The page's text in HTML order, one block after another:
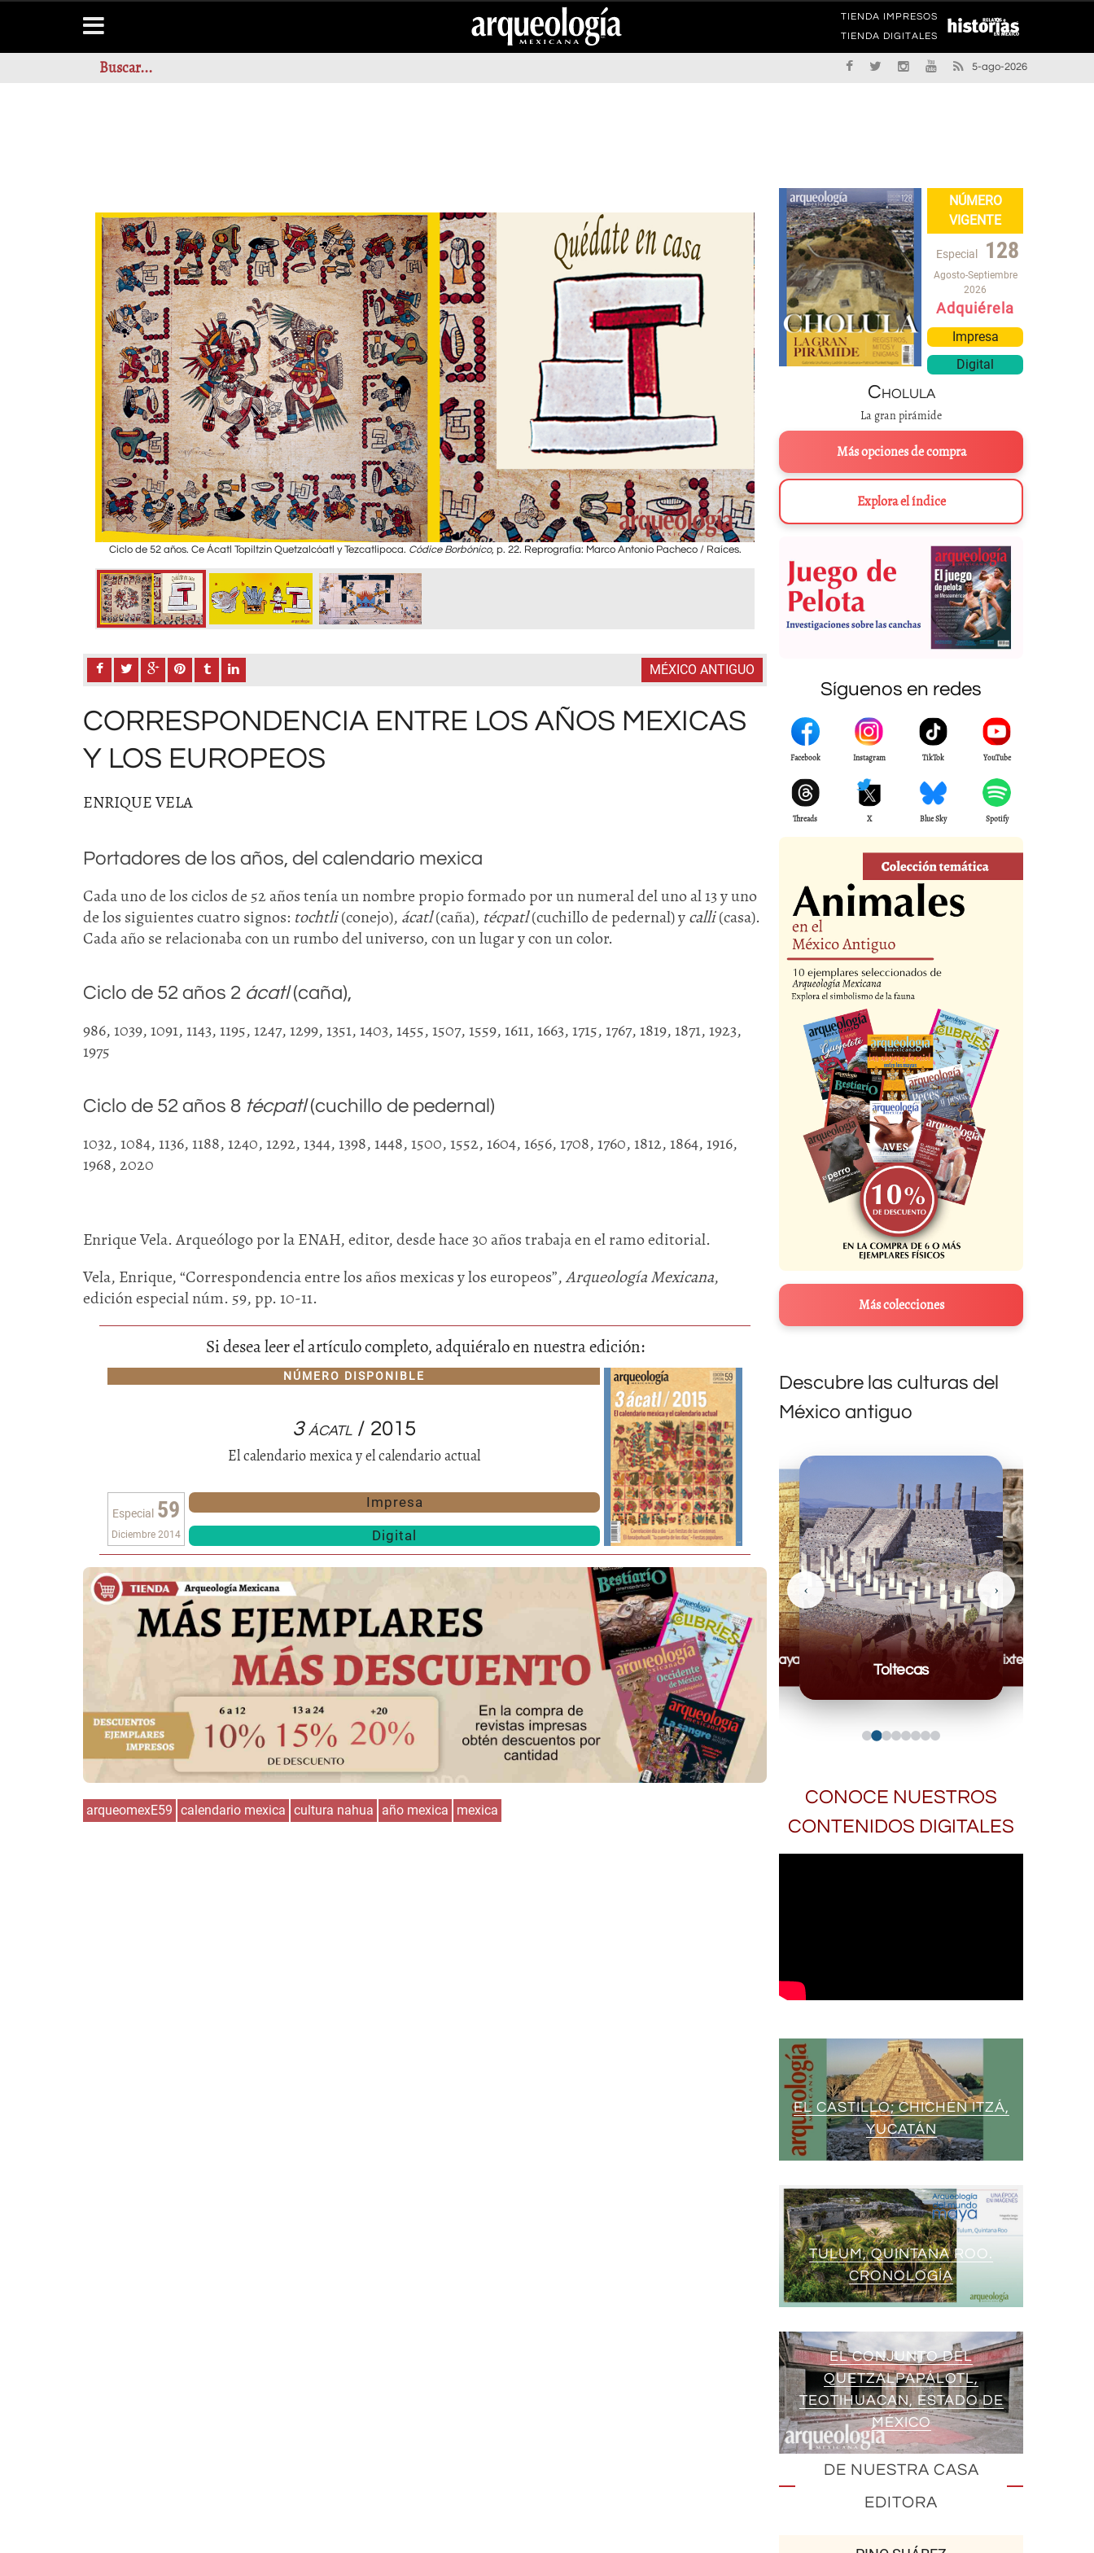
TIENDA IMPRESOS
TIENDA DIGITALES
5-ago-2026
Ciclo de 52 años. Ce Ácatl Topiltzin Quetzalcóatl y Tezcatlipoca. Códice Borbónico, p. 22. Reprografía: Marco Antonio Pacheco / Raíces. Tochtli(conejo). Rumbo: sur o
tlapcopa , “lugar de la luz”. Color: rojo.c)Técpatl(cuchillo de pedernal).
(casa). Rumbo: oeste o
MÉXICO ANTIGUO
CORRESPONDENCIA ENTRE LOS AÑOS MEXICAS
Y LOS EUROPEOS
ENRIQUE VELA
Portadores de los años, del calendario mexica
Cada uno de los ciclos de 52 años tenía un nombre propio formado por un numeral del uno al 13 y uno
de los siguientes cuatro signos: tochtli(conejo), ácatl(caña), técpatl(cuchillo de pedernal) ycalli(casa).
Cada año se relacionaba con un rumbo del universo, con un lugar y con un color.
Ciclo de 52 años 2 ácatl(caña),
986, 1039, 1091, 1143, 1195, 1247, 1299, 1351, 1403, 1455, 1507, 1559, 1611, 1663, 1715, 1767, 1819, 1871, 1923,
1975
Ciclo de 52 años 8 técpatl(cuchillo de pedernal)
1032, 1084, 1136, 1188, 1240, 1292, 1344, 1398, 1448, 1500, 1552, 1604, 1656, 1708, 1760, 1812, 1864, 1916,
1968, 2020
Enrique Vela. Arqueólogo por la ENAH, editor, desde hace 30 años trabaja en el ramo editorial.
Vela, Enrique, “Correspondencia entre los años mexicas y los europeos”,Arqueología Mexicana,
edición especial núm. 59, pp. 10-11.
Si desea leer el artículo completo, adquiéralo en nuestra edición:
NÚMERO DISPONIBLE
3 ácatl/ 2015
El calendario mexica y el calendario actual
Especial 59
Diciembre 2014
Impresa
Digital
arqueomexE59 calendario mexica cultura nahua año mexica mexica
NÚMERO
VIGENTE
Especial 128
Agosto-Septiembre
2026
Adquiérela
Impresa
Digital
Cholula
La gran pirámide
Más opciones de compra
Explora el índice
Síguenos en redes
Facebook Instagram TikTok YouTube
Threads X Blue Sky Spotify
Más colecciones
Descubre las culturas del
México antiguo
Mayas
Toltecas
Mixteca
Olmecas
‹ ›
CONOCE NUESTROS
CONTENIDOS DIGITALES
EL CASTILLO; CHICHÉN ITZÁ,
YUCATÁN
TULUM, QUINTANA ROO.
CRONOLOGÍA
EL CONJUNTO DEL
QUETZALPAPÁLOTL,
TEOTIHUACAN, ESTADO DE
MÉXICO
DE NUESTRA CASA
EDITORA